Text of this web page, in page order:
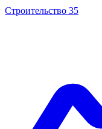
Строительство 35